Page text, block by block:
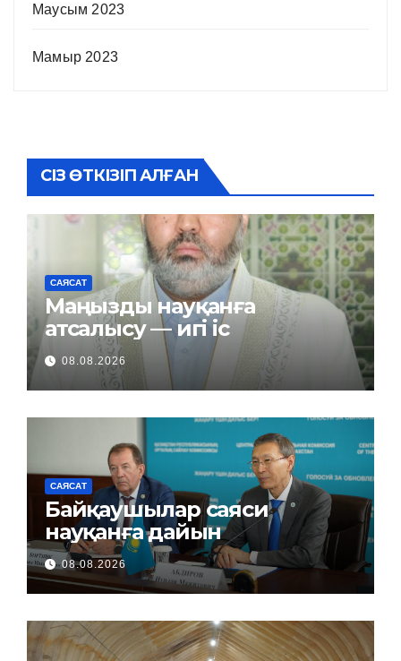
Маусым 2023
Мамыр 2023
СІЗ ӨТКІЗІП АЛҒАН
САЯСАТ
Маңызды науқанға
атсалысу — игі іс
08.08.2026
САЯСАТ
Байқаушылар саяси
науқанға дайын
08.08.2026